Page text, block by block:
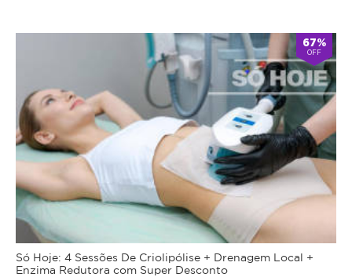
67%
OFF
Só Hoje: 4 Sessões De Criolipólise + Drenagem Local +
Enzima Redutora com Super Desconto